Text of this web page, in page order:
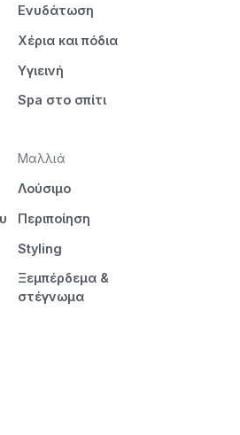
Ενυδάτωση
Χέρια και πόδια
Υγιεινή
Spa στο σπίτι
Μαλλιά
Λούσιμο
Περιποίηση
Styling
Ξεμπέρδεμα &
στέγνωμα